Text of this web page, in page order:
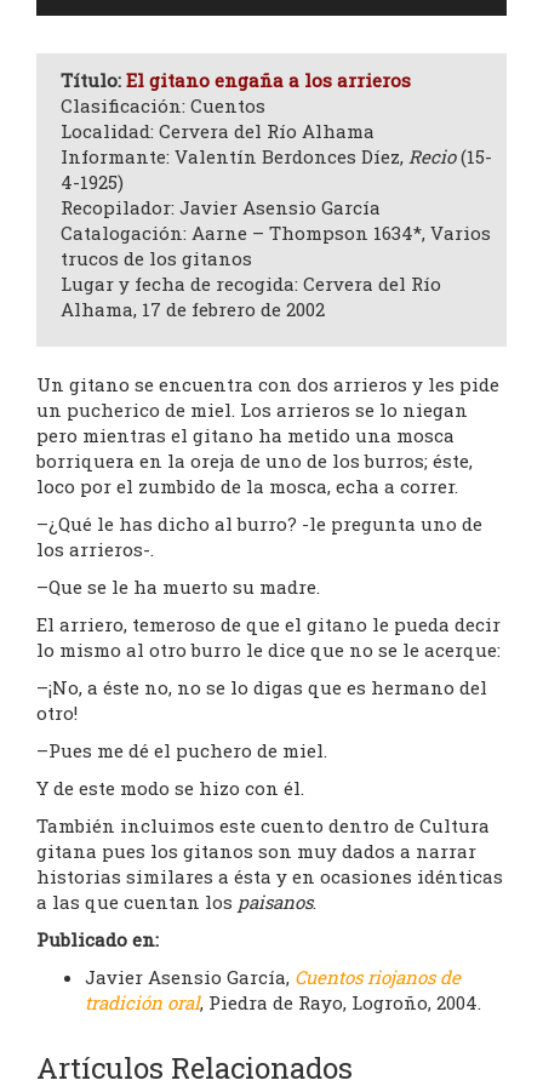
Título: El gitano engaña a los arrieros
Clasificación: Cuentos
Localidad: Cervera del Río Alhama
Informante: Valentín Berdonces Díez, Recio(15-
4-1925)
Recopilador: Javier Asensio García
Catalogación: Aarne – Thompson 1634*, Varios
trucos de los gitanos
Lugar y fecha de recogida: Cervera del Río
Alhama, 17 de febrero de 2002
Un gitano se encuentra con dos arrieros y les pide
un pucherico de miel. Los arrieros se lo niegan
pero mientras el gitano ha metido una mosca
borriquera en la oreja de uno de los burros; éste,
loco por el zumbido de la mosca, echa a correr.
–¿Qué le has dicho al burro? -le pregunta uno de
los arrieros-.
–Que se le ha muerto su madre.
El arriero, temeroso de que el gitano le pueda decir
lo mismo al otro burro le dice que no se le acerque:
–¡No, a éste no, no se lo digas que es hermano del
otro!
–Pues me dé el puchero de miel.
Y de este modo se hizo con él.
También incluimos este cuento dentro de Cultura
gitana pues los gitanos son muy dados a narrar
historias similares a ésta y en ocasiones idénticas
a las que cuentan los paisanos.
Publicado en:
Javier Asensio García, Cuentos riojanos de
tradición oral, Piedra de Rayo, Logroño, 2004.
Artículos Relacionados